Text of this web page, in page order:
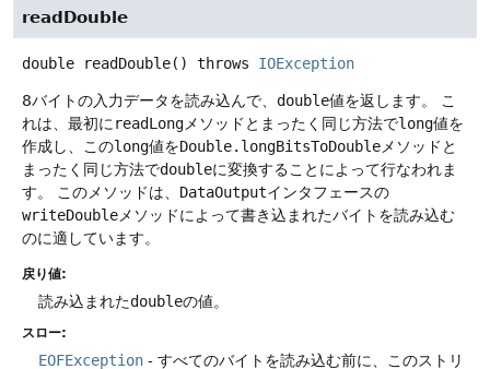
readDouble
double readDouble() throws IOException
8バイトの入力データを読み込んで、 double値を返します。
こ
れは、最初に readLong メソッドとまったく同じ方法でlong値を
作成し、このlong値をDouble.longBitsToDouble メソッドと
まったく同じ方法でdoubleに変換することによって行なわれま
す。
このメソッドは、 DataOutputインタフェースの
writeDouble メソッドによって書き込まれたバイトを読み込む
のに適しています。
戻り値:
読み込まれたdoubleの値。
スロー:
EOFException - すべてのバイトを読み込む前に、このストリ